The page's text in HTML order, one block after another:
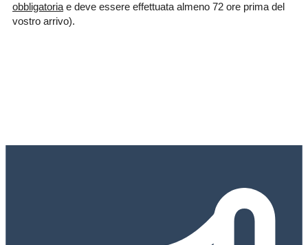
obbligatoria e deve essere effettuata almeno 72 ore prima del
vostro arrivo).